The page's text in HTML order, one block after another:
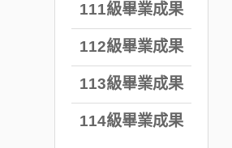
111級畢業成果
112級畢業成果
113級畢業成果
114級畢業成果